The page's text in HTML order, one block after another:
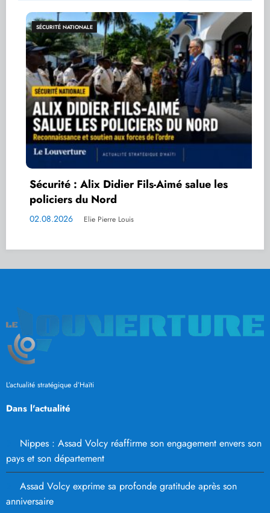
SÉCURITÉ NATIONALE
Sécurité : Alix Didier Fils-Aimé salue les
policiers du Nord
02.08.2026 Elie Pierre Louis
L’actualité stratégique d’Haïti
Dans l'actualité
Nippes : Assad Volcy réaffirme son engagement envers son
pays et son département
Assad Volcy exprime sa profonde gratitude après son
anniversaire